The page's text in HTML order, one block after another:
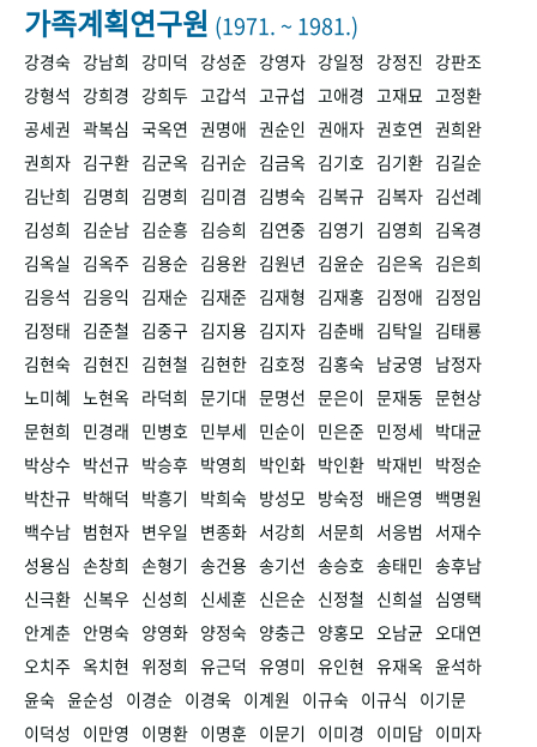
VR 역사관
가족계획연구원 (1971. ~ 1981.)
강경숙 강남희 강미덕 강성준 강영자 강일정 강정진
강판조
강형석
강희경 강희두 고갑석 고규섭 고애경 고재묘 고정환
공세권 곽복심 국옥연 권명애 권순인 권애자 권호연 권희완
권희자 김구환 김군옥 김귀순 김금옥 김기호 김기환 김길순
김난희
김명희 김명희 김미겸 김병숙 김복규 김복자 김선례
김성희
김순남 김순흥 김승희 김연중 김영기 김영희
김옥경
김옥실
김옥주 김용순 김용완 김원년 김윤순 김은옥 김은희
김응석
김응익 김재순 김재준 김재형 김재홍 김정애 김정임
김정태 김준철 김중구 김지용 김지자 김춘배 김탁일
김태룡
김현숙 김현진 김현철 김현한 김호정 김홍숙 남궁영
남정자
노미혜 노현옥 라덕희 문기대 문명선 문은이 문재동 문현상
문현희
민경래 민병호 민부세 민순이 민은준 민정세 박대균
박상수 박선규 박승후 박영희 박인화 박인환 박재빈
박정순
박찬규 박해덕 박흥기 박희숙 방성모 방숙정 배은영
백명원
백수남 범현자 변우일 변종화 서강희 서문희 서응범
서재수
성용심 손창희 손형기 송건용 송기선 송승호 송태민 송후남
신극환 신복우 신성희 신세훈 신은순 신정철 신희설
심영택
안계춘 안명숙 양영화 양정숙 양충근 양홍모 오남균 오대연
오치주 옥치현 위정희 유근덕 유영미 유인현 유재옥 윤석하
윤숙 윤순성 이경순 이경욱 이계원 이규숙 이규식
이기문
이덕성
이만영 이명환 이명훈 이문기 이미경 이미담 이미자